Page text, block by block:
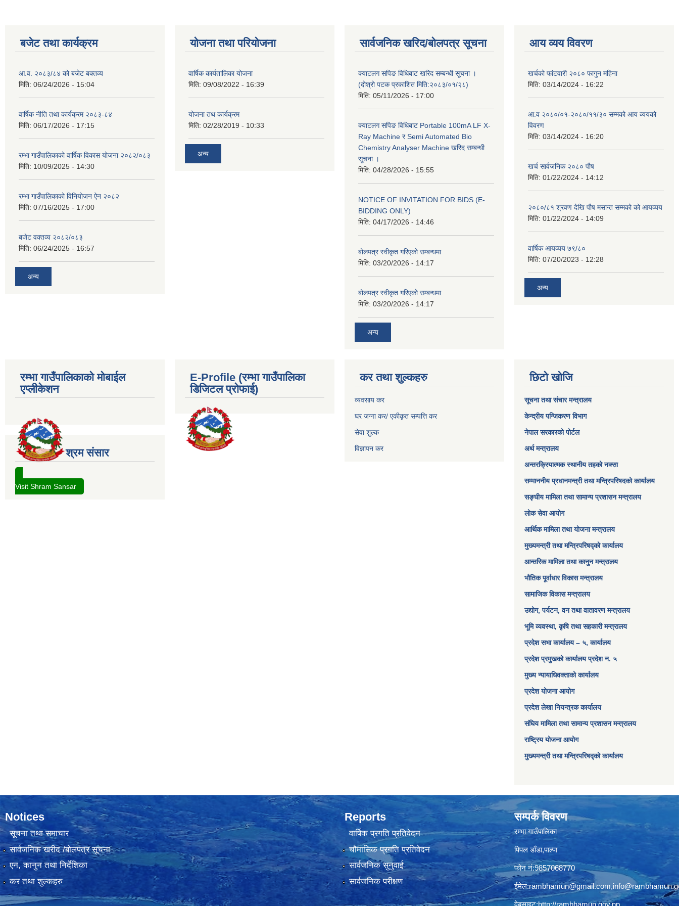
बजेट तथा कार्यक्रम
आ.व. २०८३/८४ को बजेट बक्तव्य
मिति: 06/24/2026 - 15:04
वार्षिक नीति तथा कार्यक्रम २०८३-८४
मिति: 06/17/2026 - 17:15
रम्भा गाउँपालिकाको वार्षिक विकास योजना २०८२/०८३
मिति: 10/09/2025 - 14:30
रम्भा गाउँपालिकाको विनियोजन ऐन २०८२
मिति: 07/16/2025 - 17:00
बजेट वक्तव्य २०८२/०८३
मिति: 06/24/2025 - 16:57
अन्य
योजना तथा परियोजना
वार्षिक कार्यतालिका योजना
मिति: 09/08/2022 - 16:39
योजना तथ कार्यक्रम
मिति: 02/28/2019 - 10:33
अन्य
सार्वजनिक खरिद/बोलपत्र सूचना
क्याटलग सपिङ विधिबाट खरिद सम्बन्धी सूचना ।
(दोश्रो पटक प्रकाशित मिति:२०८३/०१/२८)
मिति: 05/11/2026 - 17:00
क्याटलग सपिङ विधिबाट Portable 100mA LF X-
Ray Machine र Semi Automated Bio
Chemistry Analyser Machine खरिद सम्बन्धी
सूचना ।
मिति: 04/28/2026 - 15:55
NOTICE OF INVITATION FOR BIDS (E-
BIDDING ONLY)
मिति: 04/17/2026 - 14:46
बोलपत्र स्वीकृत गरिएको सम्बन्धमा
मिति: 03/20/2026 - 14:17
बोलपत्र स्वीकृत गरिएको सम्बन्धमा
मिति: 03/20/2026 - 14:17
अन्य
आय व्यय विवरण
खर्चको फांटवारी २०८० फागुन महिना
मिति: 03/14/2024 - 16:22
आ.व २०८०/०१-२०८०/११/३० सम्मको आय व्ययको
विवरण
मिति: 03/14/2024 - 16:20
खर्च सार्वजनिक २०८० पौष
मिति: 01/22/2024 - 14:12
२०८०/८१ श्रवण देखि पौष मसान्त सम्मको को आयव्यय
मिति: 01/22/2024 - 14:09
वार्षिक आयव्यय ७९/८०
मिति: 07/20/2023 - 12:28
अन्य
रम्भा गाउँपालिकाको मोबाईल
एप्लीकेशन
श्रम संसार
Visit Shram Sansar
E-Profile (रम्भा गाउँपालिका
डिजिटल प्रोफाई)
कर तथा शुल्कहरु
व्यवसाय कर
घर जग्गा कर/ एकीकृत सम्पत्ति कर
सेवा शुल्क
विज्ञापन कर
छिटो खोजि
सूचना तथा संचार मन्त्रालय
केन्द्रीय पन्जिकरण विभाग
नेपाल सरकारको पोर्टल
अर्थ मन्त्रालय
अन्तरक्रियात्मक स्थानीय तहको नक्सा
सम्माननीय प्रधानमन्त्री तथा मन्त्रिपरिषद‌को कार्यालय
सङ्‍घीय मामिला तथा सामान्य प्रशासन मन्त्रालय
लोक सेवा आयोग
आर्थिक मामिला तथा योजना मन्त्रालय​
मुख्यमन्त्री तथा मन्त्रिपरिषद्को कार्यालय
आन्तरिक मामिला तथा कानुन मन्त्रालय
भौतिक पूर्वाधार विकास मन्त्रालय
सामाजिक विकास मन्त्रालय
उद्योग, पर्यटन, वन तथा वातावरण मन्त्रालय
भूमि व्यवस्था, कृषि तथा सहकारी मन्त्रालय
प्रदेश सभा कार्यालय – ५, कार्यालय
प्रदेश प्रमुखको कार्यालय प्रदेश न. ५
मुख्य न्यायाधिवक्ताको कार्यालय
प्रदेश योजना आयोग
प्रदेश लेखा नियन्त्रक कार्यालय
संघिय मामिला तथा सामान्य प्रशासन मन्त्रालय
राष्ट्रिय योजना आयोग
मुख्यमन्त्री तथा मन्त्रिपरिषद्को कार्यालय
Notices
सूचना तथा समाचार
सार्वजनिक खरीद /बोलपत्र सूचना
एन, कानुन तथा निर्देशिका
कर तथा शुल्कहरु
Reports
वार्षिक प्रगति प्रतिवेदन
चौमासिक प्रगति प्रतिवेदन
सार्वजनिक सुनुवाई
सार्वजनिक परीक्षण
सम्पर्क विवरण
रम्भा गाउँपालिका
पिपल डाँडा,पाल्पा
फोन नं:9857068770
ईमेल:rambhamun@gmail.com,
वेबसाइट:http://rambhamun.gov.np